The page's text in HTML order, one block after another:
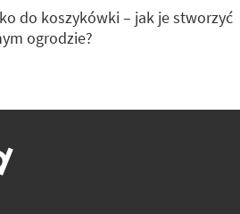
do koszykówki – jak je stworzyć
ogrodzie?